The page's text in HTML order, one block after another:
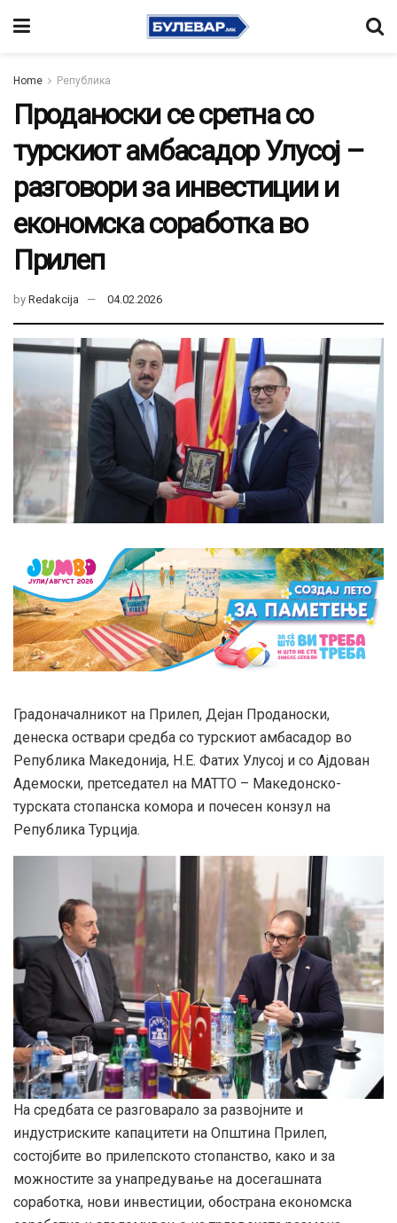
Home Република
Проданоски се сретна со
турскиот амбасадор Улусој –
разговори за инвестиции и
економска соработка во
Прилеп
by Redakcija 04.02.2026
Градоначалникот на Прилеп, Дејан Проданоски,
денеска оствари средба со турскиот амбасадор во
Република Македонија, Н.Е. Фатих Улусој и со Ајдован
Адемоски, претседател на МАТТО – Македонско-
турската стопанска комора и почесен конзул на
Република Турција.
На средбата се разговарало за развојните и
индустриските капацитети на Општина Прилеп,
состојбите во прилепското стопанство, како и за
можностите за унапредување на досегашната
соработка, нови инвестиции, обострана економска